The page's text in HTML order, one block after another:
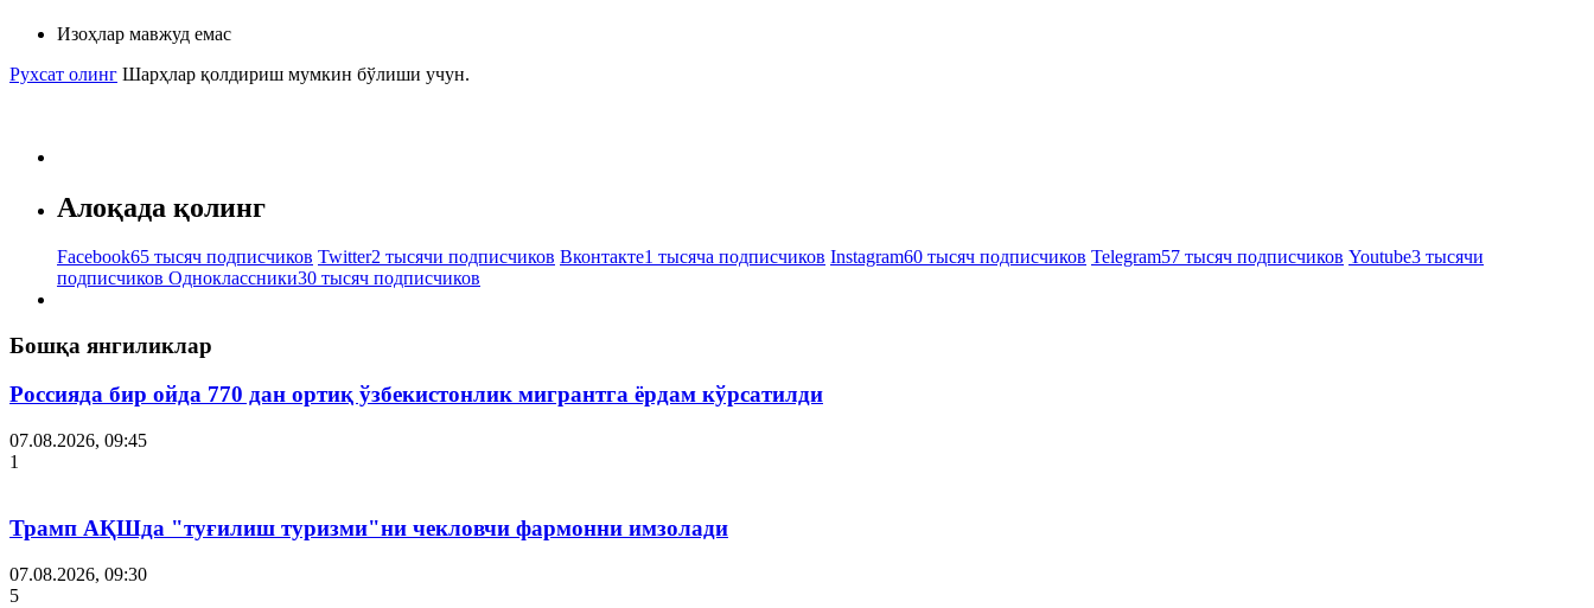
Изоҳлар мавжуд емас
Рухсат олинг Шарҳлар қолдириш мумкин бўлиши учун.
Алоқада қолинг
Facebook65 тысяч подписчиков Twitter2 тысячи подписчиков Вконтакте1 тысяча подписчиков Instagram60 тысяч подписчиков Telegram57 тысяч подписчиков Youtube3 тысячи
подписчиков Одноклассники30 тысяч подписчиков
Бошқа янгиликлар
Россияда бир ойда 770 дан ортиқ ўзбекистонлик мигрантга ёрдам кўрсатилди
07.08.2026, 09:45
1
Трамп АҚШда "туғилиш туризми"ни чекловчи фармонни имзолади
07.08.2026, 09:30
5